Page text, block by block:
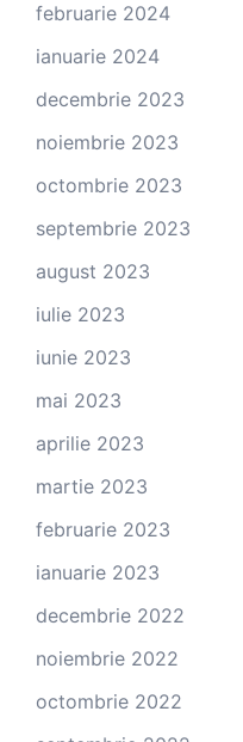
februarie 2024
ianuarie 2024
decembrie 2023
noiembrie 2023
octombrie 2023
septembrie 2023
august 2023
iulie 2023
iunie 2023
mai 2023
aprilie 2023
martie 2023
februarie 2023
ianuarie 2023
decembrie 2022
noiembrie 2022
octombrie 2022